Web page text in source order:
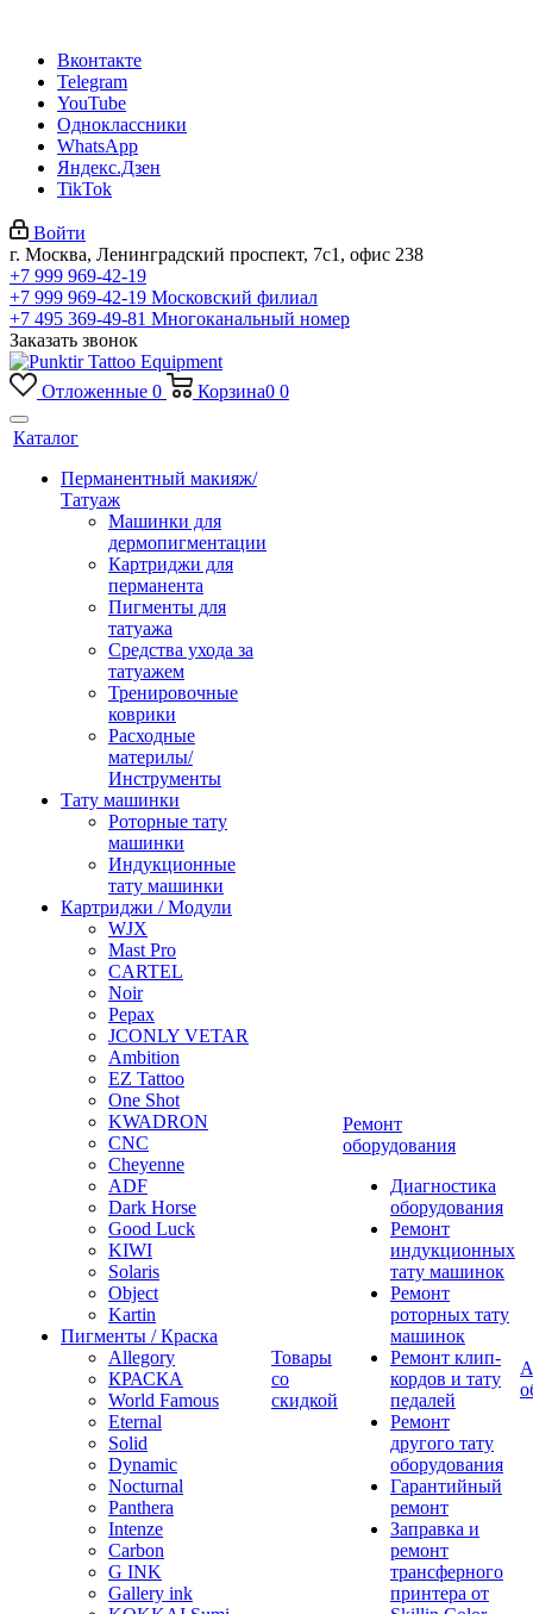
Вконтакте
Telegram
YouTube
Одноклассники
WhatsApp
Яндекс.Дзен
TikTok
Войти
г. Москва, Ленинградский проспект, 7с1, офис 238
+7 999 969-42-19
+7 999 969-42-19 Московский филиал
+7 495 369-49-81 Многоканальный номер
Заказать звонок
Отложенные 0 Корзина0 0
Каталог
Перманентный макияж/
Татуаж
Машинки для
дермопигментации
Картриджи для
перманента
Пигменты для
татуажа
Средства ухода за
татуажем
Тренировочные
коврики
Расходные
материлы/
Инструменты
Тату машинки
Роторные тату
машинки
Индукционные
тату машинки
Картриджи / Модули
WJX
Mast Pro
CARTEL
Noir
Pepax
JCONLY VETAR
Ambition
EZ Tattoo
One Shot
KWADRON
CNC
Cheyenne
ADF
Dark Horse
Good Luck
KIWI
Solaris
Object
Kartin
Пигменты / Краска
Allegory
КРАСКА
World Famous
Eternal
Solid
Dynamic
Nocturnal
Panthera
Intenze
Carbon
G INK
Gallery ink
Товары
со
скидкой
Ремонт
оборудования
Диагностика
оборудования
Ремонт
индукционных
тату машинок
Ремонт
роторных тату
машинок
Ремонт клип-
кордов и тату
педалей
Ремонт
другого тату
оборудования
Гарантийный
ремонт
Заправка и
ремонт
трансферного
принтера от